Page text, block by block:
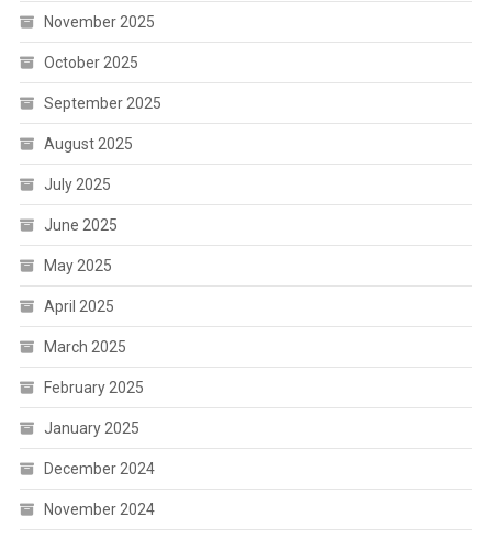
November 2025
October 2025
September 2025
August 2025
July 2025
June 2025
May 2025
April 2025
March 2025
February 2025
January 2025
December 2024
November 2024